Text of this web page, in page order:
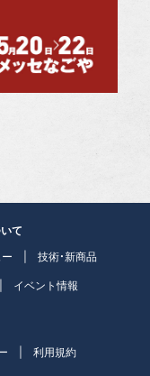
て
技術・新商品
イベント情報
利用規約